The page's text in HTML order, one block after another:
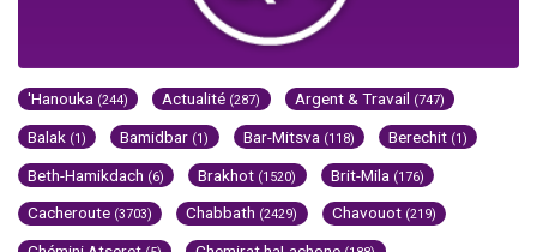
'Hanouka (244) Actualité (287) Argent & Travail (747)
Balak (1) Bamidbar (1) Bar-Mitsva (118) Berechit (1)
Beth-Hamikdach (6) Brakhot (1520) Brit-Mila (176)
Cacheroute (3703) Chabbath (2429) Chavouot (219)